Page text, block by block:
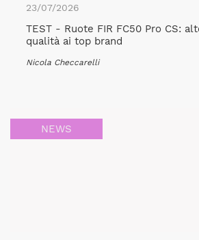
23/07/2026
TEST - Ruote FIR FC50 Pro CS:
qualità ai top brand
Nicola Checcarelli
NEWS